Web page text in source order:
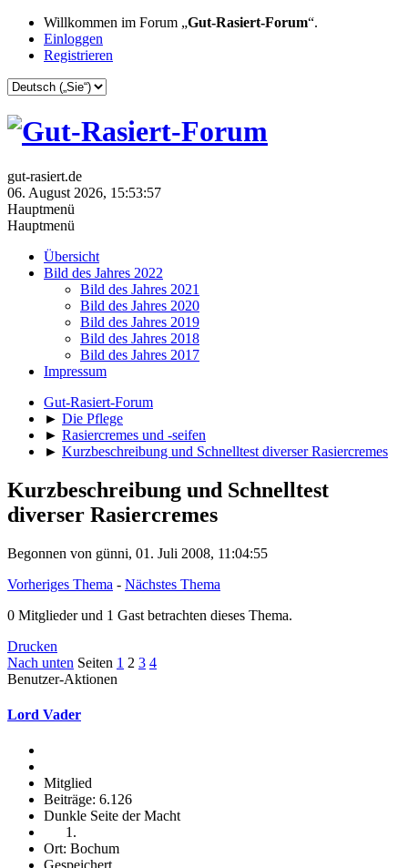
Willkommen im Forum „Gut-Rasiert-Forum“.
Einloggen
Registrieren
gut-rasiert.de
06. August 2026, 15:53:57
Hauptmenü
Hauptmenü
Übersicht
Bild des Jahres 2022
Bild des Jahres 2021
Bild des Jahres 2020
Bild des Jahres 2019
Bild des Jahres 2018
Bild des Jahres 2017
Impressum
Gut-Rasiert-Forum
► Die Pflege
► Rasiercremes und -seifen
► Kurzbeschreibung und Schnelltest diverser Rasiercremes
Kurzbeschreibung und Schnelltest
diverser Rasiercremes
Begonnen von günni, 01. Juli 2008, 11:04:55
Vorheriges Thema - Nächstes Thema
0 Mitglieder und 1 Gast betrachten dieses Thema.
Drucken
Nach unten Seiten 1 2 3 4
Benutzer-Aktionen
Lord Vader
Mitglied
Beiträge: 6.126
Dunkle Seite der Macht
Ort: Bochum